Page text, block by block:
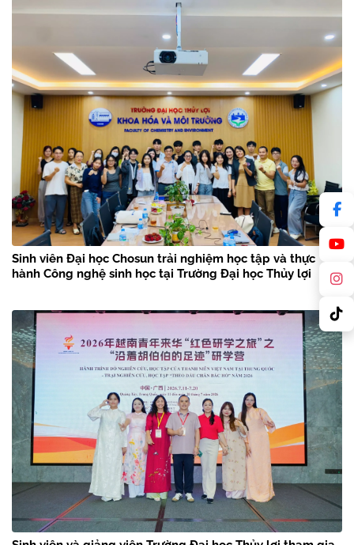
Sinh viên Đại học Chosun trải nghiệm học tập và thực
hành Công nghệ sinh học tại Trường Đại học Thủy lợi